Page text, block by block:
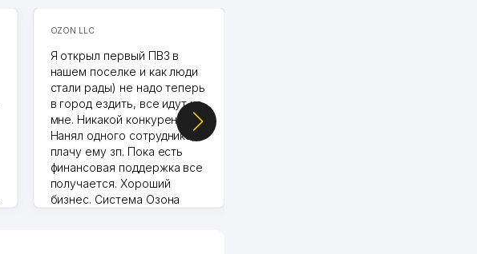
OZON LLC
Я открыл первый ПВЗ в
нашем поселке и как люди
стали рады) не надо теперь
в город ездить, все идут ко
мне. Никакой конкуренции.
Нанял одного сотрудника,
плачу ему зп. Пока есть
финансовая поддержка все
получается. Хороший
бизнес. Система Озона